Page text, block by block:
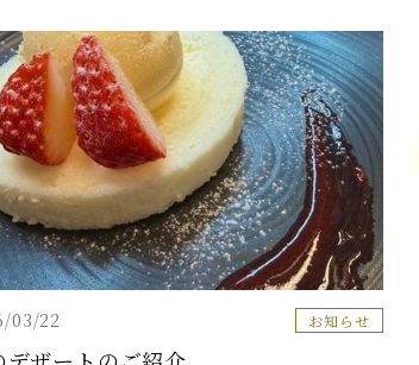
03/22 お知らせ